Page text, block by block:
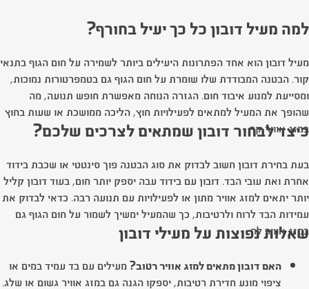
למה מעיל דובון כל כך יעיל בחורף?
מעיל דובון הוא אחד הפתרונות היעילים ביותר לשמירה על חום הגוף בתנאי
קור. הבטנה המבודדת שלו שומרת על חום הגוף גם בטמפרטורות נמוכות,
ומסייעת למנוע איבוד חום. הגזרה הנוחה מאפשרת חופש תנועה, מה
שהופך את המעיל למתאים לפעילויות חוץ, הליכה ממושכת או שעות בחוץ
במזג אוויר קר.
כיצד לבחור דובון שמתאים לצרכים שלכם?
בעת בחירת דובון חשוב לבדוק את סוג הבטנה פוך סינטטי או שכבת בידוד
אחרת ואת עובי הבד. דובון עם בידוד עבה יספק יותר חום, בעוד דובון קליל
יותר יתאים למזג אוויר מתון או לפעילויות עם תנועה רבה. כדאי לבדוק את
עמידות הבד לרוח ולרטיבות, כך שהמעיל ימשיך לשמור על חום הגוף גם
במזג אוויר לח.
שאלות נפוצות על מעילי דובון
האם דובון מתאים למזג אוויר רטוב?מעילים עם בד עמיד במים או
ציפוי מונע חדירת רטיבות, יספקו הגנה גם במזג אוויר גשום או שלג.